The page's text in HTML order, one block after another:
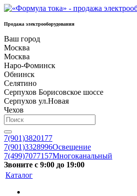
Продажа электрооборудования
Ваш город
Москва
Москва
Наро-Фоминск
Обнинск
Селятино
Серпухов Борисовское шоссе
Серпухов ул.Новая
Чехов
7(901)3820177
7(901)3328996Освещение
7(499)7077157Многоканальный
Звоните с 9:00 до 19:00
Каталог